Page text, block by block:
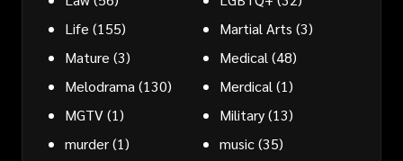
Life (155) Martial Arts (3)
Mature (3) Medical (48)
Melodrama (130) Merdical (1)
MGTV(1) Military(13)
murder(1) music(35)